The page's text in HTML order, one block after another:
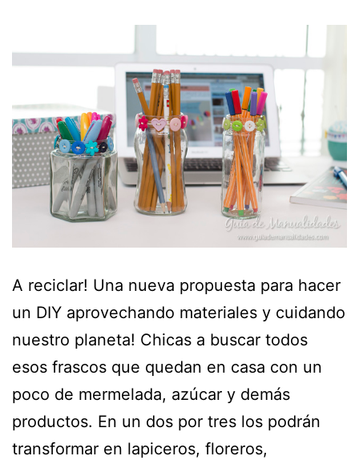
A reciclar! Una nueva propuesta para hacer
un DIY aprovechando materiales y cuidando
nuestro planeta! Chicas a buscar todos
esos frascos que quedan en casa con un
poco de mermelada, azúcar y demás
productos. En un dos por tres los podrán
transformar en lapiceros, floreros,